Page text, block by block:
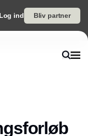
Log ind Bliv partner